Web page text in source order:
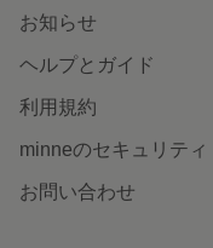
お知らせ
ヘルプとガイド
利用規約
minneのセキュリティ
お問い合わせ